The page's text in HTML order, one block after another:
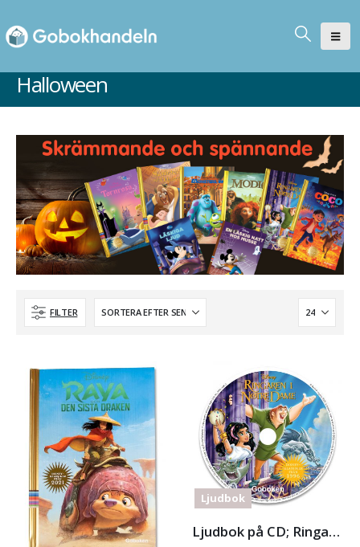
Halloween
FILTER
Ljudbok
Ljudbok på CD; Ringaren i Notre Dame